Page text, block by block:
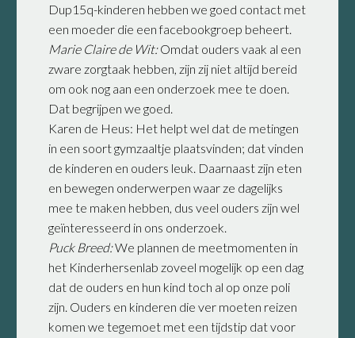
Dup15q-kinderen hebben we goed contact met
een moeder die een facebookgroep beheert.
Marie Claire de Wit:Omdat ouders vaak al een
zware zorgtaak hebben, zijn zij niet altijd bereid
om ook nog aan een onderzoek mee te doen.
Dat begrijpen we goed.
Karen de Heus: Het helpt wel dat de metingen
in een soort gymzaaltje plaatsvinden; dat vinden
de kinderen en ouders leuk. Daarnaast zijn eten
en bewegen onderwerpen waar ze dagelijks
mee te maken hebben, dus veel ouders zijn wel
geïnteresseerd in ons onderzoek.
Puck Breed:We plannen de meetmomenten in
het Kinderhersenlab zoveel mogelijk op een dag
dat de ouders en hun kind toch al op onze poli
zijn. Ouders en kinderen die ver moeten reizen
komen we tegemoet met een tijdstip dat voor